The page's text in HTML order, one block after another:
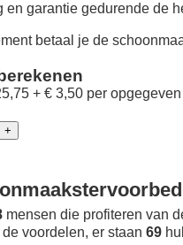
garantie gedurende de
betaal je de
+ € 3,50 per opgegeven
mensen die profiteren van
voordelen, er staan 69